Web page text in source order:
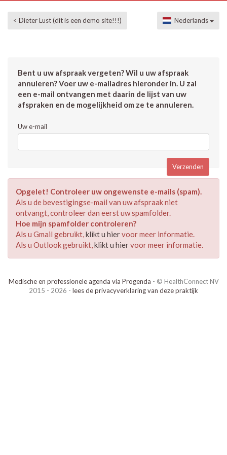
< Dieter Lust (dit is een demo site!!!) Nederlands
Bent u uw afspraak vergeten? Wil u uw afspraak
annuleren? Voer uw e-mailadres hieronder in. U zal
een e-mail ontvangen met daarin de lijst van uw
afspraken en de mogelijkheid om ze te annuleren.
Uw e-mail
Opgelet! Controleer uw ongewenste e-mails (spam).
Als u de bevestigingse-mail van uw afspraak niet
ontvangt, controleer dan eerst uw spamfolder.
Hoe mijn spamfolder controleren?
Als u Gmail gebruikt,klikt u hiervoor meer informatie.
Als u Outlook gebruikt,klikt u hiervoor meer informatie.
Medische en professionele agenda via Progenda - © HealthConnect NV
2015 - 2026 - lees de privacyverklaring van deze praktijk